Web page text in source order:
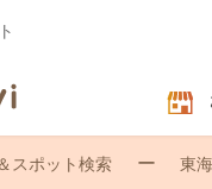
スポット検索 東